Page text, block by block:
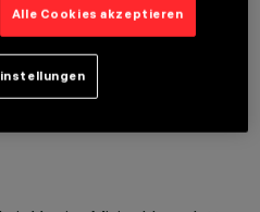
Alle Cookies akzeptieren